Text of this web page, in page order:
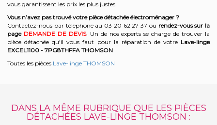
vous garantissent les prix les plus justes.
Vous n’avez pas trouvé votre pièce détachée électroménager ?
Contactez-nous par téléphone au 03 20 62 27 37 ou rendez-vous sur la
page DEMANDE DE DEVIS. Un de nos experts se charge de trouver la
pièce détachée qu'il vous faut pour la réparation de votre Lave-linge
EXCEL1100 - 7PG8THFFA THOMSON
Toutes les pièces Lave-linge THOMSON
DANS LA MÊME RUBRIQUE QUE LES PIÈCES
DÉTACHÉES LAVE-LINGE THOMSON :